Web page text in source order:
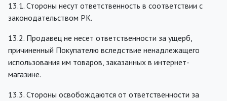
13.1. Стороны несут ответственность в соответствии с
законодательством РК.
13.2. Продавец не несет ответственности за ущерб,
причиненный Покупателю вследствие ненадлежащего
использования им товаров, заказанных в интернет-
магазине.
13.3. Стороны освобождаются от ответственности за